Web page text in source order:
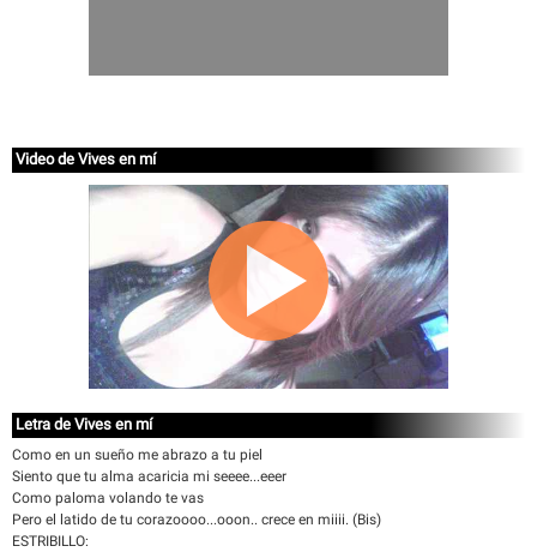
Video de Vives en mí
Letra de Vives en mí
Como en un sueño me abrazo a tu piel
Siento que tu alma acaricia mi seeee...eeer
Como paloma volando te vas
Pero el latido de tu corazoooo...ooon.. crece en miiii. (Bis)
ESTRIBILLO: